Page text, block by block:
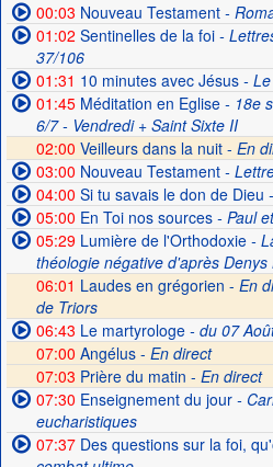
00:03 Nouveau Testament-
01:02 Sentinelles de la foi-
37/106
01:31 10 minutes avec Jésus- Le
01:45Méditation en Eglise- 18e
6/7 - Vendredi + Saint Sixte II
02:00 Veilleurs dans la nuit - En
03:00 Nouveau Testament-
04:00 Si tu savais le don de Dieu
05:00 En Toi nos sources- Paul
05:29Lumière de l'Orthodoxie-
théologie négative d'après
06:01 Laudes en grégorien - En
de Triors
06:43 Le martyrologe- du 07
07:00 Angélus - En direct
07:03 Prière du matin - En direct
07:30 Enseignement du jour-
eucharistiques
07:37Des questions sur la foi,